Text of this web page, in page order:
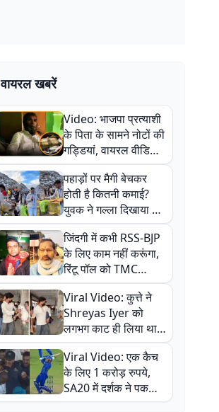
वायरल खबरें
Video: भाजपा प्रत्याशी
के पिता के सामने नोटों की
गड्डियां, वायरल वीडियो
से राजनीति में उबाल,
अजित महतो बोले- TMC
की गंदी चाल
पहाड़ों पर मैगी बेचकर
होती है कितनी कमाई?
युवक ने गल्ला दिखाया तो
नौकरी वालों के खड़े हो गए
कान
जिंदगी में कभी RSS-BJP
के लिए काम नहीं करूंगा,
रिंटू पॉल को TMC
ऑफिस में ले जाकर पीटा,
Video वायरल
Viral Video: कुत्ते ने
Shreyas Iyer को
लगभग काट ही लिया था,
न्यूजीलैंड सीरीज से पहले
बाल-बाल बचे
Viral Video: एक कैच
के लिए 1 करोड़ रुपये,
SA20 में दर्शक ने पकड़ा
एक हाथ से गजब का कैच